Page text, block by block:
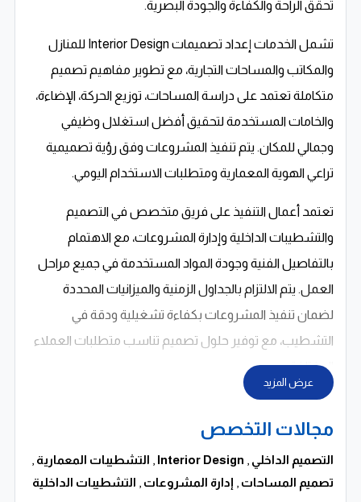
تحقق الراحة والكفاءة والجودة البصرية.
تشمل الخدمات إعداد تصميمات Interior Design للمنازل
والمكاتب والمساحات التجارية، مع تطوير مفاهيم تصميم
متكاملة تعتمد على دراسة المساحات، توزيع الحركة، الإضاءة،
والخامات المستخدمة لتحقيق أفضل استغلال وظيفي
وجمالي للمكان. يتم تنفيذ المشروعات وفق رؤية تصميمية
تراعي الهوية المعمارية ومتطلبات الاستخدام اليومي.
تعتمد أعمال التنفيذ على فريق متخصص في التصميم
والتشطيبات الداخلية وإدارة المشروعات، مع الاهتمام
بالتفاصيل الفنية وجودة المواد المستخدمة في جميع مراحل
العمل. يتم الالتزام بالجداول الزمنية والميزانيات المحددة
لضمان تنفيذ المشروعات بكفاءة تشغيلية ودقة في
التشطيب، مع توفير حلول تصميم تناسب متطلبات العملاء
المختلفة.
الداخلية، مع التنسيق بين الأعمال المعمارية والتشطيبات
للوصول إلى بيئة متكاملة تجمع بين الراحة والوظيفة
والمظهر المعماري المتناسق. كما يتم تقديم حلول تصميم
عرض المزيد
مجالات التخصص
التصميم الداخلي ,
Interior Design
, التشطيبات المعمارية ,
تصميم المساحات , إدارة المشروعات , التشطيبات الداخلية